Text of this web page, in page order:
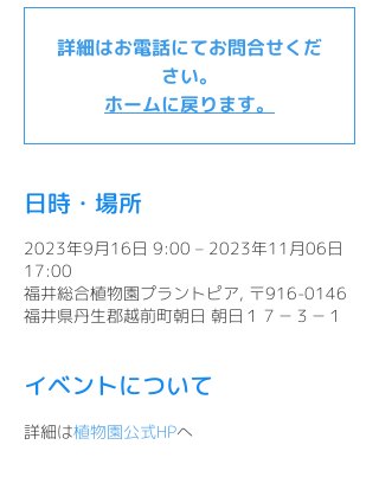
詳細はお電話にてお問合せくだ
さい。
ホームに戻ります。
日時・場所
2023年9月16日 9:00 – 2023年11月06日
17:00
福井総合植物園プラントピア, 〒916-0146
福井県丹生郡越前町朝日 朝日１７－３－１
イベントについて
詳細は植物園公式HPへ